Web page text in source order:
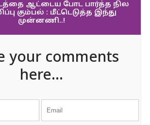
ஆட்டைய போட பார்த்த நில
கும்பல் : மீட்டெடுத்த இந்து
முன்னணி..!
your comments
here...